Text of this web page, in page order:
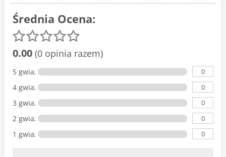
Średnia Ocena:
0.00 (0 opinia razem)
5 gwiazdka 0
4 gwiazdki 0
3 gwiazdki 0
2 gwiazdki 0
1 gwiazdka 0